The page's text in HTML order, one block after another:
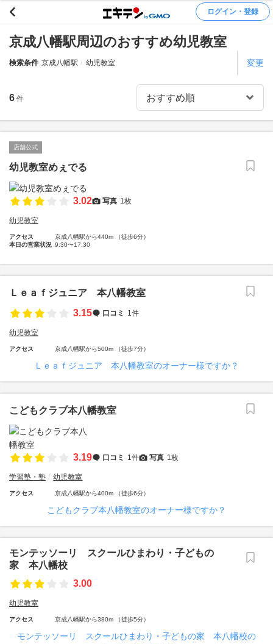
ログイン・登録
京成八幡駅周辺のおすすめ幼児教室
検索条件 京成八幡駅 幼児教室 変更
6 件
店舗公式
幼児教室めぇでる
3.02 写真 1枚
幼児教室
アクセス
京成八幡駅から440m （徒歩6分）
本日の営業状況 9:30〜17:30
Ｌｅａｆジュニア 本八幡教室
3.15
口コミ 1件
幼児教室
アクセス 京成八幡駅から500m （徒歩7分）
Ｌｅａｆジュニア 本八幡教室のオーナー様ですか？
こどもクラブ本八幡教室
3.19 口コミ 1件 写真 1枚
学習塾・塾 幼児教室
アクセス 京成八幡駅から400m （徒歩6分）
こどもクラブ本八幡教室のオーナー様ですか？
モンテッソーリ スクールひまわり・子どもの
家 本八幡校
3.00
幼児教室
アクセス 京成八幡駅から380m （徒歩5分）
モンテッソーリ スクールひまわり・子どもの家 本八幡校の